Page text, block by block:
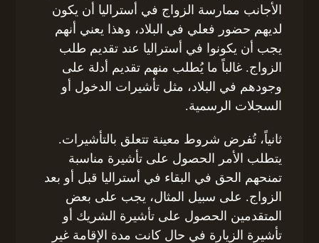
الأجانب ممارسة الزواج في أستراليا أن يكون
لديهم حضور فعلي في البلاد، وهذا يعني أنهم
يجب أن يكونوا في أستراليا عند تقديم طلب
الزواج. غالباً ما يُطلب منهم تقديم أدلة على
وجودهم في البلاد، مثل تأشيرات الدخول أو
السجلات الرسمية.
ثانياً، تُفرض شروط معينة تتعلق بالتأشيرات.
يتطلب الأمر الحصول على تأشيرة مناسبة
تمنحهم الحق في البقاء في أستراليا قبل أو بعد
الزواج. على سبيل المثال، يجب على بعض
المتقدمين الحصول على تأشيرة الشريك أو
تأشيرة الزيارة في حال كانت مدة الإقامة غير